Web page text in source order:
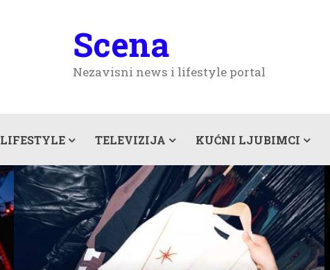
Scena
Nezavisni news i lifestyle portal
LIFESTYLE TELEVIZIJA KUĆNI LJUBIMCI